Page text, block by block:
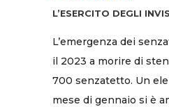
L’ESERCITO DEGLI
L’emergenza dei
il 2023 a morire di
700 senzatetto. Un
mese di gennaio si è